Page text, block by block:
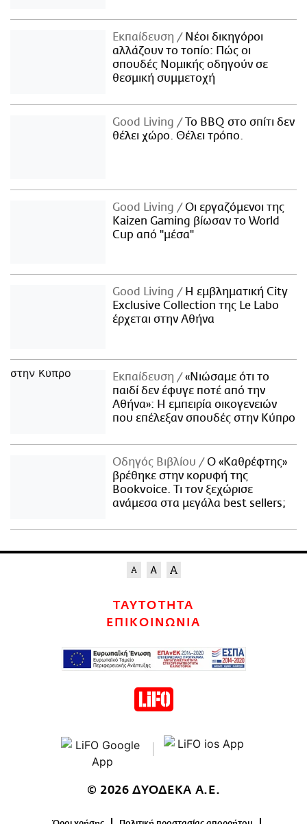
Εκπαίδευση
Νέοι δικηγόροι
αλλάζουν το τοπίο: Πώς οι
σπουδές Νομικής οδηγούν σε
θεσμική συμμετοχή
Good Living
Το BBQ στο σπίτι δεν
θέλει χώρο. Θέλει τρόπο.
Good Living
Οι εργαζόμενοι της
Kaizen Gaming βίωσαν το World
Cup από "μέσα"
Good Living
Η εμβληματική City
Exclusive Collection της Le Labo
έρχεται στην Αθήνα
Εκπαίδευση
«Νιώσαμε ότι το
παιδί δεν έφυγε ποτέ από την
Αθήνα»: Η εμπειρία οικογενειών
που επέλεξαν σπουδές στην Κύπρο
Οδηγός Βιβλίου
Ο «Καθρέφτης»
βρέθηκε στην κορυφή της
Bookvoice. Τι τον ξεχώρισε
ανάμεσα στα μεγάλα best sellers;
ΤΑΥΤΟΤΗΤΑ
ΕΠΙΚΟΙΝΩΝΙΑ
© 2026 ΔΥΟΔΕΚΑ Α.Ε.